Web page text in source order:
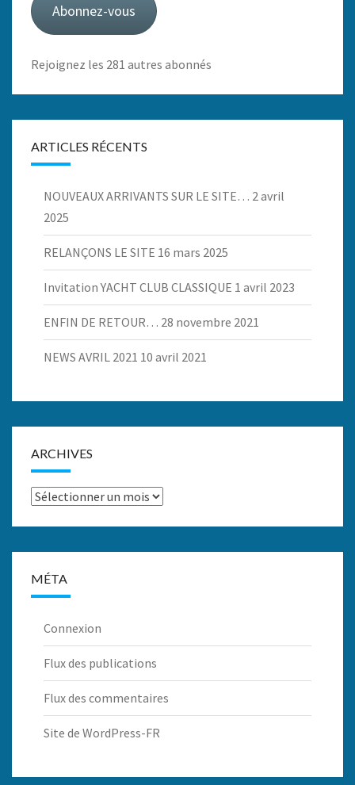
Abonnez-vous
Rejoignez les 281 autres abonnés
ARTICLES RÉCENTS
NOUVEAUX ARRIVANTS SUR LE SITE… 2 avril
2025
RELANÇONS LE SITE 16 mars 2025
Invitation YACHT CLUB CLASSIQUE 1 avril 2023
ENFIN DE RETOUR… 28 novembre 2021
NEWS AVRIL 2021 10 avril 2021
ARCHIVES
Archives
MÉTA
Connexion
Flux des publications
Flux des commentaires
Site de WordPress-FR